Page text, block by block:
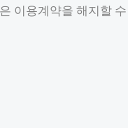
이용계약을 해지할